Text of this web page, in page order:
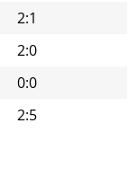
2:1
2:0
0:0
2:5